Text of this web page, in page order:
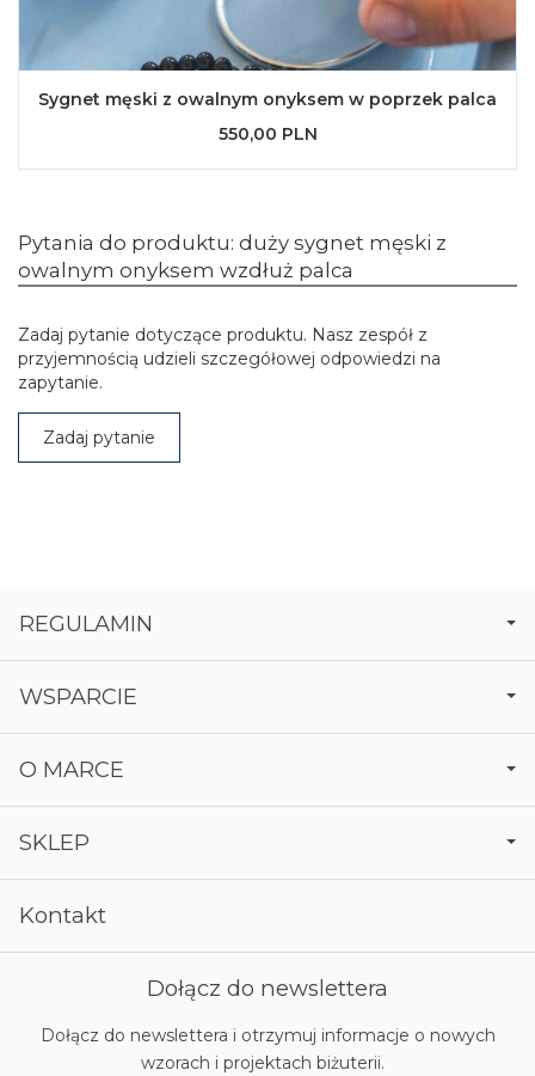
Sygnet męski z owalnym onyksem w poprzek palca
550,00 PLN
Pytania do produktu: duży sygnet męski z
owalnym onyksem wzdłuż palca
Zadaj pytanie dotyczące produktu. Nasz zespół z
przyjemnością udzieli szczegółowej odpowiedzi na
zapytanie.
Zadaj pytanie
REGULAMIN
WSPARCIE
O MARCE
SKLEP
Kontakt
Dołącz do newslettera
Dołącz do newslettera i otrzymuj informacje o nowych
wzorach i projektach biżuterii.